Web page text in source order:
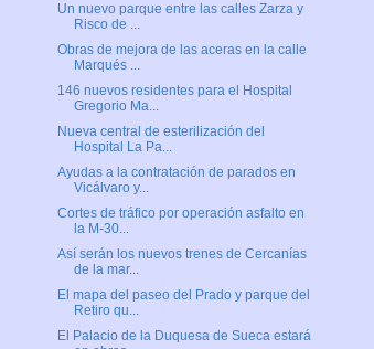
Un nuevo parque entre las calles Zarza y
Risco de ...
Obras de mejora de las aceras en la calle
Marqués ...
146 nuevos residentes para el Hospital
Gregorio Ma...
Nueva central de esterilización del
Hospital La Pa...
Ayudas a la contratación de parados en
Vicálvaro y...
Cortes de tráfico por operación asfalto en
la M-30...
Así serán los nuevos trenes de Cercanías
de la mar...
El mapa del paseo del Prado y parque del
Retiro qu...
El Palacio de la Duquesa de Sueca estará